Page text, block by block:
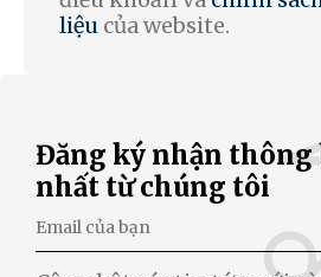
liệu của website.
Đăng ký nhận thông
nhất từ chúng tôi